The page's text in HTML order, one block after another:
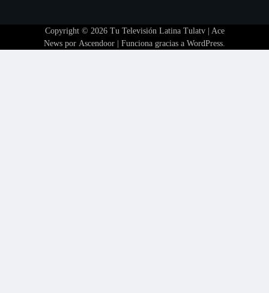
Copyright © 2026 Tu Televisión Latina Tulatv| Ace
News por Ascendoor | Funciona gracias a WordPress.